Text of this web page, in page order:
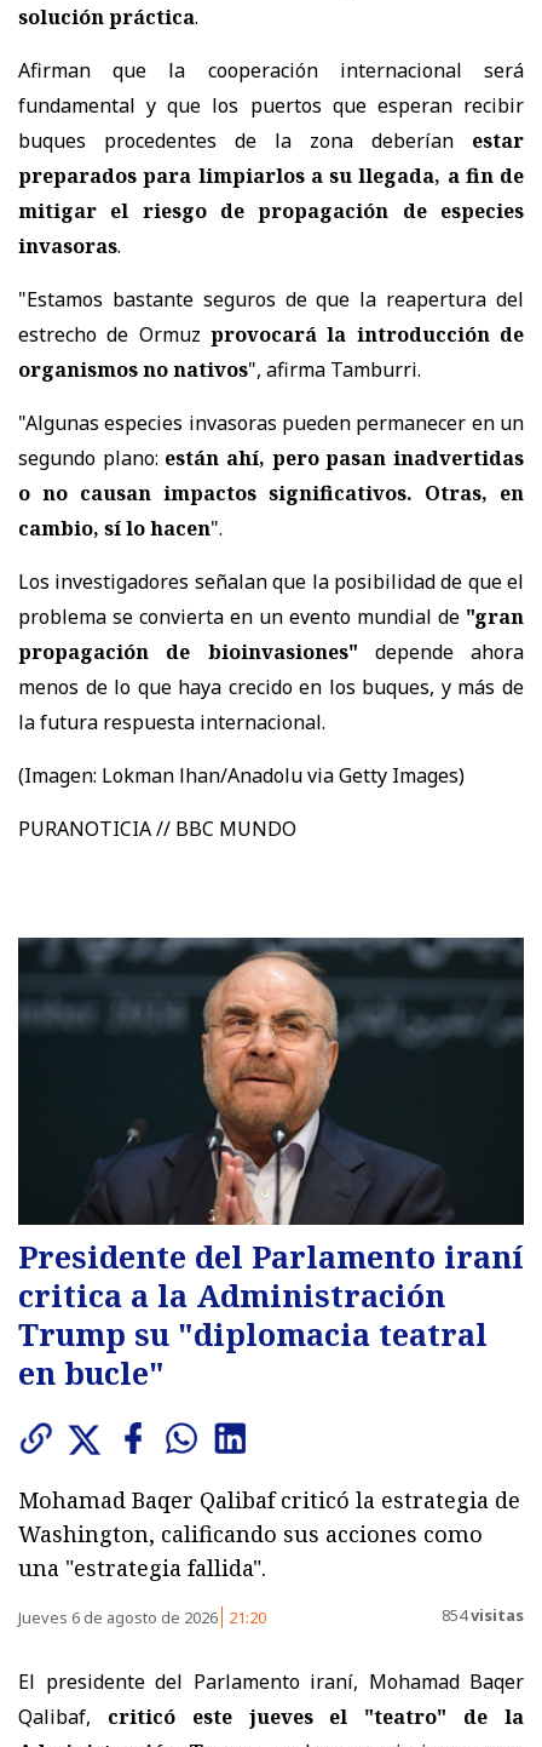
solución práctica.
Afirman que la cooperación internacional será
fundamental y que los puertos que esperan recibir
buques procedentes de la zona deberían estar
preparados para limpiarlos a su llegada, a fin de
mitigar el riesgo de propagación de especies
invasoras.
"Estamos bastante seguros de que la reapertura del
estrecho de Ormuz provocará la introducción de
organismos no nativos", afirma Tamburri.
"Algunas especies invasoras pueden permanecer en un
segundo plano: están ahí, pero pasan inadvertidas
o no causan impactos significativos. Otras, en
cambio, sí lo hacen".
Los investigadores señalan que la posibilidad de que el
problema se convierta en un evento mundial de "gran
propagación de bioinvasiones" depende ahora
menos de lo que haya crecido en los buques, y más de
la futura respuesta internacional.
(Imagen: Lokman lhan/Anadolu via Getty Images)
PURANOTICIA // BBC MUNDO
Presidente del Parlamento iraní
critica a la Administración
Trump su "diplomacia teatral
en bucle"
Mohamad Baqer Qalibaf criticó la estrategia de
Washington, calificando sus acciones como
una "estrategia fallida".
Jueves 6 de agosto de 2026 21:20 854visitas
El presidente del Parlamento iraní, Mohamad Baqer
Qalibaf, criticó este jueves el "teatro" de la